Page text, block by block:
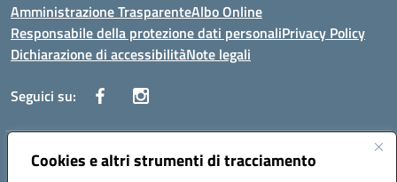
Cookies e altri strumenti di tracciamento
Amministrazione TrasparenteAlbo Online
Responsabile della protezione dati personaliPrivacy Policy
Dichiarazione di accessibilitàNote legali
Seguici su:
Indirizzo:Corso Vittorio Emanuele, 27 90133 - Palermo